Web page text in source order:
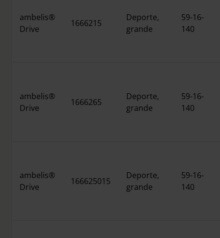
ambelis®
Drive
1666215
Deporte,
grande
59-16-
140
ambelis®
Drive
1666265
Deporte,
grande
59-16-
140
ambelis®
Drive
166625015
Deporte,
grande
59-16-
140